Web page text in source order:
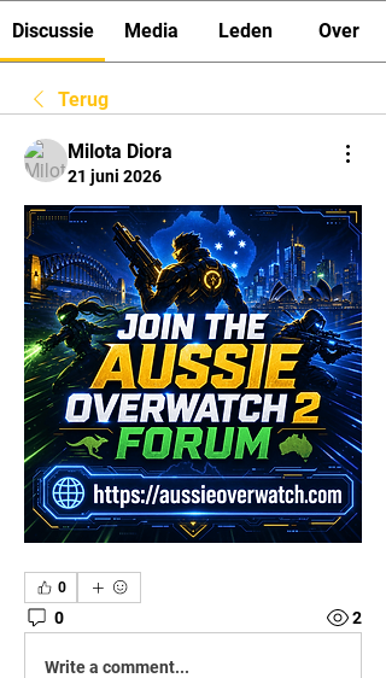
Discussie Media Leden Over
Terug
Milota Diora
21 juni 2026
0
0 2
Write a comment...